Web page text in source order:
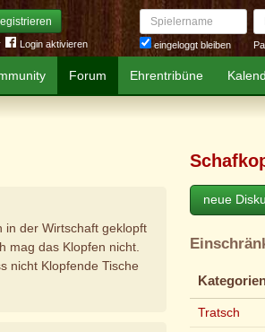
Login aktivieren
Spielername
eingeloggt bleiben
Forum Ehrentribüne
in der Wirtschaft geklopft
mag das Klopfen nicht.
nicht Klopfende Tische
neue
Tratsch